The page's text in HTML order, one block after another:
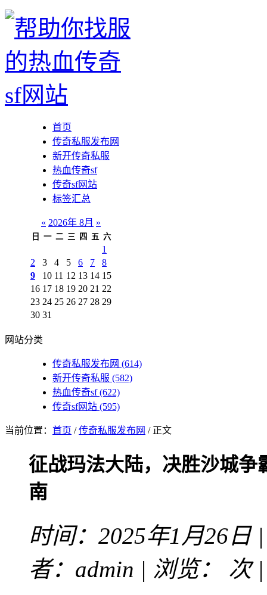
首页
传奇私服发布网
新开传奇私服
热血传奇sf
传奇sf网站
标签汇总
« 2026年 8月 »
日 一 二 三 四 五 六
1
2
3 4 5 6 7
8
9
10 11 12 13 14 15
16 17 18 19 20 21 22
23 24 25 26 27 28 29
30 31
网站分类
传奇私服发布网 (614)
新开传奇私服 (582)
热血传奇sf(622)
传奇sf网站 (595)
当前位置： 首页 /传奇私服发布网 / 正文
征战玛法大陆，决胜沙城争
南
时间：2025年1月26日
者：admin | 浏览：
次